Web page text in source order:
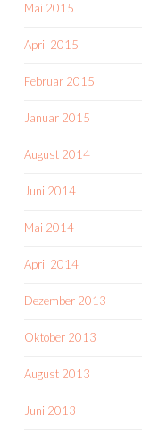
Mai 2015
April 2015
Februar 2015
Januar 2015
August 2014
Juni 2014
Mai 2014
April 2014
Dezember 2013
Oktober 2013
August 2013
Juni 2013